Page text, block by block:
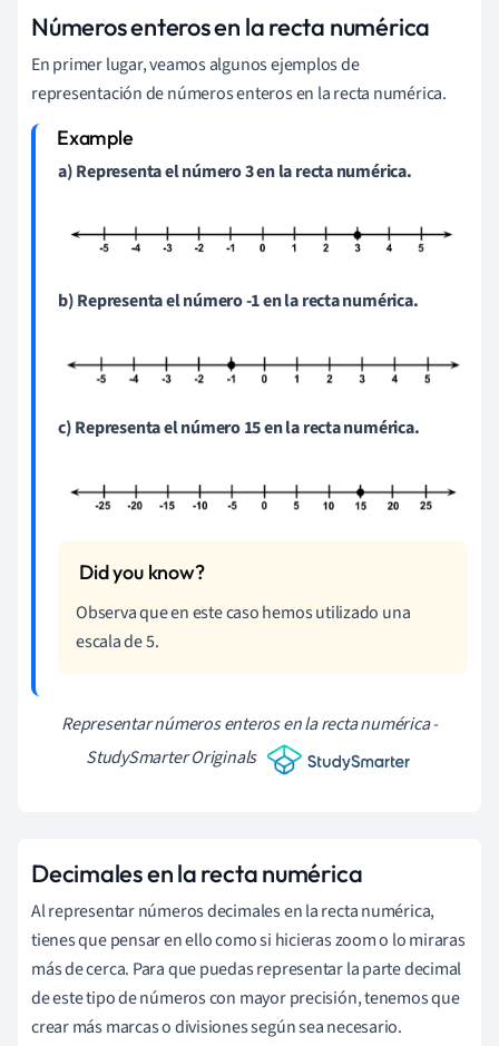
Números enteros en la recta numérica
En primer lugar, veamos algunos ejemplos de
representación de números enteros en la recta numérica.
a) Representa el número 3 en la recta numérica.
b) Representa el número -1 en la recta numérica.
c) Representa el número 15 en la recta numérica.
Observa que en este caso hemos utilizado una
escala de 5.
Representar números enteros en la recta numérica -
StudySmarter Originals
Decimales en la recta numérica
Al representar números decimales en la recta numérica,
tienes que pensar en ello como si hicieras zoom o lo miraras
más de cerca. Para que puedas representar la parte decimal
de este tipo de números con mayor precisión, tenemos que
crear más marcas o divisiones según sea necesario.